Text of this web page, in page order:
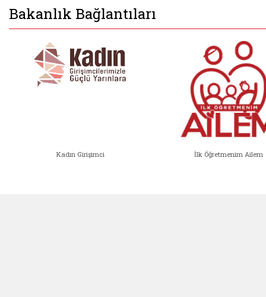
Bakanlık Bağlantıları
Kadın Girişimci İlk Öğretmenim Ailem